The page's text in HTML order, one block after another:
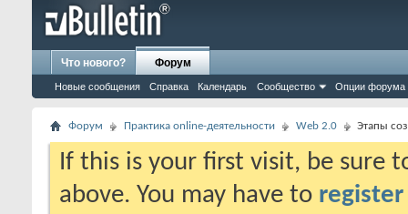
Что нового? Форум
Новые сообщения Справка Календарь Сообщество Опции форума
Форум Практика online-деятельности Web 2.0 Этапы
If this is your first visit, be sure
above. You may have to register